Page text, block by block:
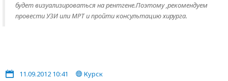
будет визуализироваться на рентгене.Поэтому ,рекомендуем
провести УЗИ или МРТ и пройти консультацию хирурга.
11.09.2012 10:41
Курск